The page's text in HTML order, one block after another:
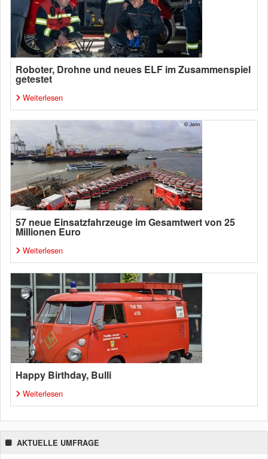
Roboter, Drohne und neues ELF im Zusammenspiel
getestet
Weiterlesen
57 neue Einsatzfahrzeuge im Gesamtwert von 25
Millionen Euro
Weiterlesen
Happy Birthday, Bulli
Weiterlesen
AKTUELLE UMFRAGE